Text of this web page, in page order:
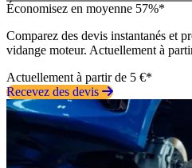
Économisez en moyenne 57%*
Comparez des devis instantanés et
vidange moteur. Actuellement à
Actuellement à partir de 5 €*
Recevez des devis